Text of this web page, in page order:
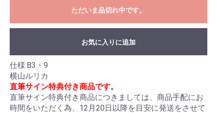
ただいま品切れ中です。
お気に入りに追加
仕様:B3・9
横山ルリカ
直筆サイン特典付き商品です。
直筆サイン特典付き商品につきましては、商品手配にお
時間をいただく為、12月20日以降を目安に発送をさせて